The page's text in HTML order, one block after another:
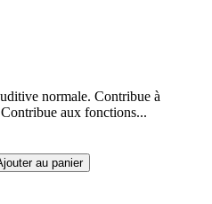
normale. Contribue à
aux fonctions...
au panier